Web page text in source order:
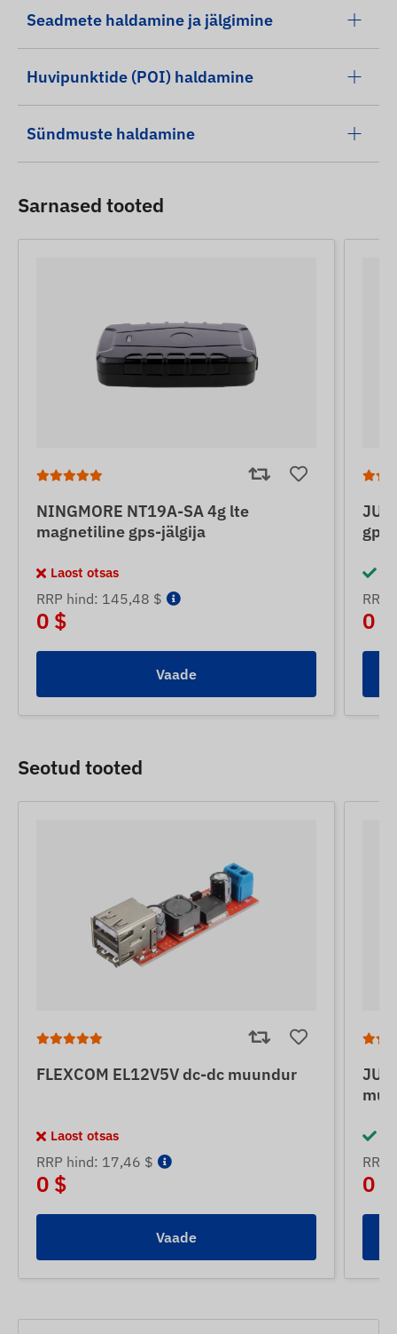
Seadmete haldamine ja jälgimine
Huvipunktide (POI) haldamine
Sündmuste haldamine
Sarnased tooted
NINGMORE NT19A-SA 4g lte
magnetiline gps-jälgija
Laost otsas
RRP hind: 145,48 $
0 $
Vaade
RRP
0 $
Seotud tooted
FLEXCOM EL12V5V dc-dc muundur
Laost otsas
RRP hind: 17,46 $
0 $
Vaade
RRP
0 $